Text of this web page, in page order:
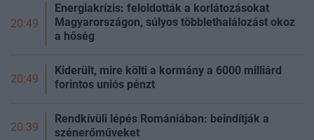
20:49
Energiakrízis: feloldották a korlátozásokat
Magyarországon, súlyos többlethalálozást okoz
a hőség
20:49
Kiderült, mire költi a kormány a 6000 milliárd
forintos uniós pénzt
20:39
Rendkívüli lépés Romániában: beindítják a
szénerőműveket